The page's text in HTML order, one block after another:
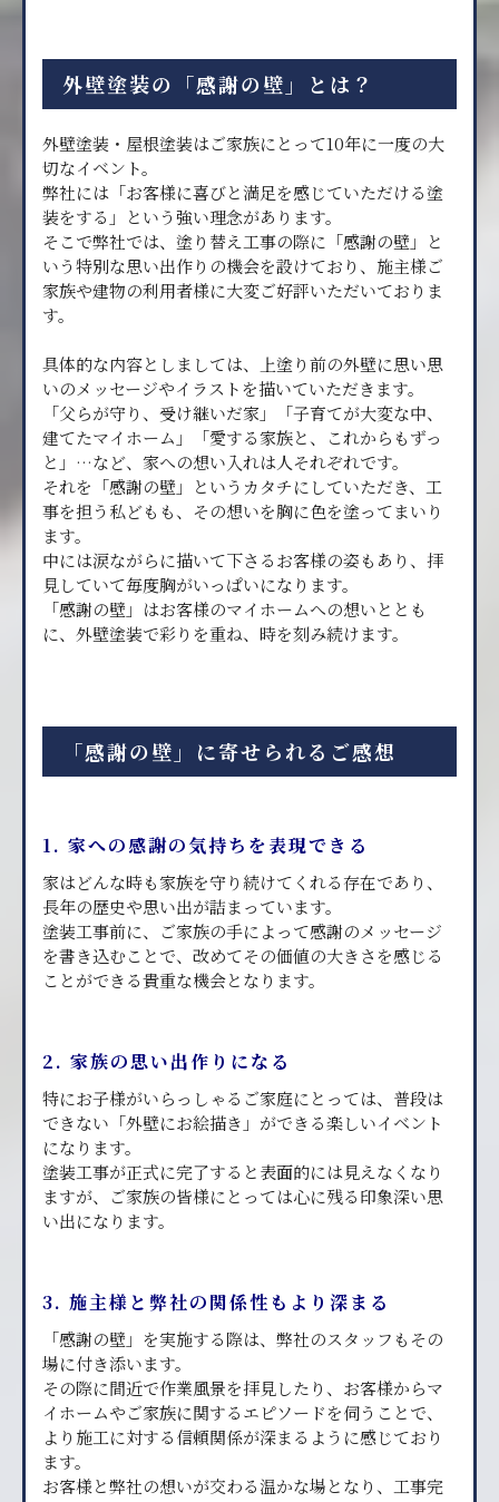
外壁塗装の「感謝の壁」とは？
外壁塗装・屋根塗装はご家族にとって10年に一度の大
切なイベント。
弊社には「お客様に喜びと満足を感じていただける塗
装をする」という強い理念があります。
そこで弊社では、塗り替え工事の際に「感謝の壁」と
いう特別な思い出作りの機会を設けており、施主様ご
家族や建物の利用者様に大変ご好評いただいておりま
す。
具体的な内容としましては、上塗り前の外壁に思い思
いのメッセージやイラストを描いていただきます。
「父らが守り、受け継いだ家」「子育てが大変な中、
建てたマイホーム」「愛する家族と、これからもずっ
と」…など、家への想い入れは人それぞれです。
それを「感謝の壁」というカタチにしていただき、工
事を担う私どもも、その想いを胸に色を塗ってまいり
ます。
中には涙ながらに描いて下さるお客様の姿もあり、拝
見していて毎度胸がいっぱいになります。
「感謝の壁」はお客様のマイホームへの想いととも
に、外壁塗装で彩りを重ね、時を刻み続けます。
「感謝の壁」に寄せられるご感想
1. 家への感謝の気持ちを表現できる
家はどんな時も家族を守り続けてくれる存在であり、
長年の歴史や思い出が詰まっています。
塗装工事前に、ご家族の手によって感謝のメッセージ
を書き込むことで、改めてその価値の大きさを感じる
ことができる貴重な機会となります。
2. 家族の思い出作りになる
特にお子様がいらっしゃるご家庭にとっては、普段は
できない「外壁にお絵描き」ができる楽しいイベント
になります。
塗装工事が正式に完了すると表面的には見えなくなり
ますが、ご家族の皆様にとっては心に残る印象深い思
い出になります。
3. 施主様と弊社の関係性もより深まる
「感謝の壁」を実施する際は、弊社のスタッフもその
場に付き添います。
その際に間近で作業風景を拝見したり、お客様からマ
イホームやご家族に関するエピソードを伺うことで、
より施工に対する信頼関係が深まるように感じており
ます。
お客様と弊社の想いが交わる温かな場となり、工事完